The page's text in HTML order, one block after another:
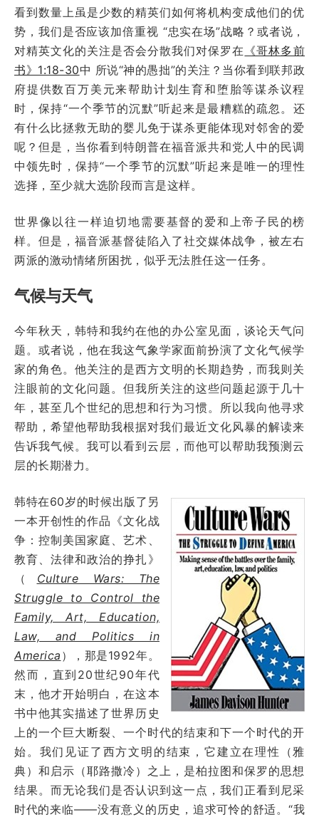
看到数量上虽是少数的精英们如何将机构变成他们的优
势，我们是否应该加倍重视 “忠实在场”战略？或者说，
对精英文化的关注是否会分散我们对保罗在 《哥林多前
书》1:18-30中 所说“神的愚拙”的关注？当你看到联邦政
府提供数百万美元来帮助计划生育和堕胎等谋杀议程
时，保持“一个季节的沉默”听起来是最糟糕的疏忽。还
有什么比拯救无助的婴儿免于谋杀更能体现对邻舍的爱
呢？但是，当你看到特朗普在福音派共和党人中的民调
中领先时，保持“一个季节的沉默”听起来是唯一的理性
选择，至少就大选阶段而言是这样。
世界像以往一样迫切地需要基督的爱和上帝子民的榜
样。但是，福音派基督徒陷入了社交媒体战争，被左右
两派的激动情绪所困扰，似乎无法胜任这一任务。
气候与天气
今年秋天，韩特和我约在他的办公室见面，谈论天气问
题。或者说，他在我这气象学家面前扮演了文化气候学
家的角色。他关注的是西方文明的长期趋势，而我则关
注眼前的文化问题。但我所关注的这些问题起源于几十
年，甚至几个世纪的思想和行为习惯。所以我向他寻求
帮助，希望他帮助我根据对我们最近文化风暴的解读来
告诉我气候。我可以看到云层，而他可以帮助我预测云
层的长期潜力。
韩特在60岁的时候出版了另
一本开创性的作品《文化战
争：控制美国家庭、艺术、
教育、法律和政治的挣扎》
（ Culture Wars: The
Struggle to Control the
Family, Art, Education,
Law, and Politics in
America ），那是1992年。
然而，直到20世纪90年代
末，他才开始明白，在这本
书中他其实描述了世界历史
上的一个巨大断裂、一个时代的结束和下一个时代的开
始。我们见证了西方文明的结束，它建立在理性（雅
典）和启示（耶路撒冷）之上，是柏拉图和保罗的思想
结果。而无论我们是否认识到这一点，我们正看到尼采
时代的来临——没有意义的历史，追求可怜的舒适。“我